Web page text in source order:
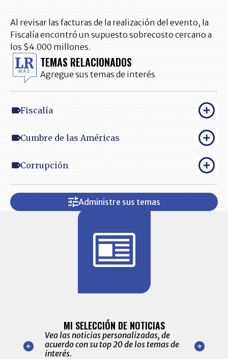
Al revisar las facturas de la realización del evento, la
Fiscalía encontró un supuesto sobrecosto cercano a
los $4.000 millones.
TEMAS RELACIONADOS
Agregue sus temas de interés
Fiscalía
Cumbre de las Américas
Corrupción
Administre sus temas
nuestro
para
MI SELECCIÓN DE NOTICIAS
Vea las noticias personalizadas, de
acuerdo con su top 20 de los temas de
interés.
de las